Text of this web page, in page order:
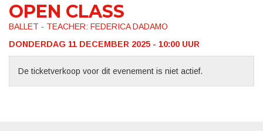
OPEN CLASS
BALLET - TEACHER: FEDERICA DADAMO
DONDERDAG 11 DECEMBER 2025 - 10:00 UUR
De ticketverkoop voor dit evenement is niet actief.